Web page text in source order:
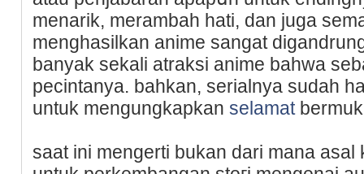
menarik, merambah һati, dan juga
menghasilkan anime sangat
banyak sekali atraksi anime bahwa
pecintanya. bahkan, serialnya sudah
untuk mengungkapkan selamat
saat ini mengerti bukan dari mana